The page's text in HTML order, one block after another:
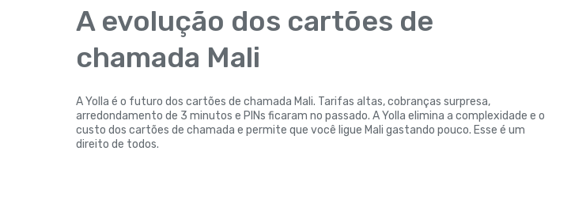
A evolução dos cartões de
chamada Mali
A Yolla é o futuro dos cartões de chamada Mali. Tarifas altas, cobranças surpresa,
arredondamento de 3 minutos e PINs ficaram no passado. A Yolla elimina a complexidade e o
custo dos cartões de chamada e permite que você ligue Mali gastando pouco. Esse é um
direito de todos.